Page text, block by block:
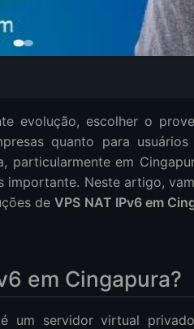
evolução, escolher o
quanto para usuários
particularmente em
importante. Neste artigo,
deVPS NAT IPv6 em
em Cingapura?
é um servidor virtual